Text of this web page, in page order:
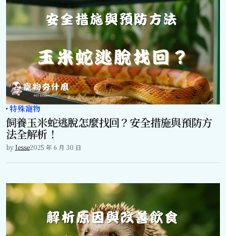
特殊寵物
飼養玉米蛇逃脫怎麼找回？安全措施與預防方
法全解析！
byJesse2025 年 6 月 30 日